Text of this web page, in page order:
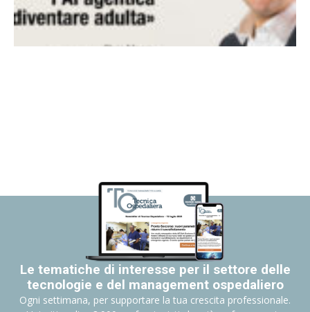
Le tematiche di interesse per il settore delle
tecnologie e del management ospedaliero
Ogni settimana, per supportare la tua crescita professionale.